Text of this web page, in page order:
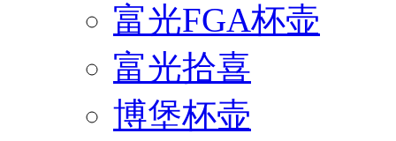
富光FGA杯壶
富光拾喜
博堡杯壶